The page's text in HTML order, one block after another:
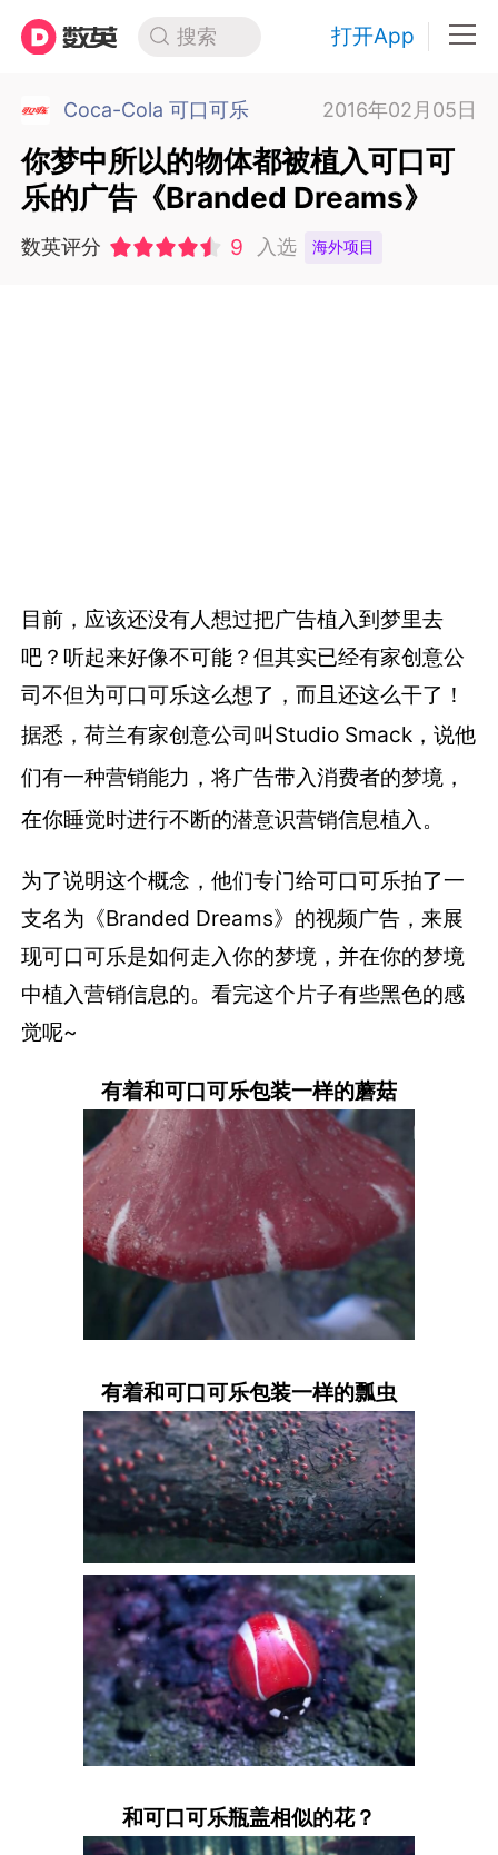
搜索 打开App
Coca-Cola 可口可乐 2016年02月05日
你梦中所以的物体都被植入可口可
乐的广告《Branded Dreams》
数英评分 9 入选 海外项目
目前，应该还没有人想过把广告植入到梦里去
吧？听起来好像不可能？但其实已经有家创意公
司不但为可口可乐这么想了，而且还这么干了！
据悉，荷兰有家创意公司叫Studio Smack，说他
们有一种营销能力，将广告带入消费者的梦境，
在你睡觉时进行不断的潜意识营销信息植入。
为了说明这个概念，他们专门给可口可乐拍了一
支名为《Branded Dreams》的视频广告，来展
现可口可乐是如何走入你的梦境，并在你的梦境
中植入营销信息的。看完这个片子有些黑色的感
觉呢~
有着和可口可乐包装一样的蘑菇
有着和可口可乐包装一样的瓢虫
和可口可乐瓶盖相似的花？